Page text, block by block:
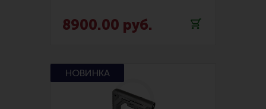
8900.00 руб.